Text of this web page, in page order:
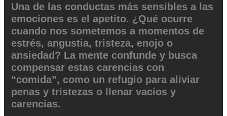
Una de las conductas más sensibles a las
emociones es el apetito. ¿Qué ocurre
cuando nos sometemos a momentos de
estrés, angustia, tristeza, enojo o
ansiedad? La mente confunde y busca
compensar estas carencias con
“comida”, como un refugio para aliviar
penas y tristezas o llenar vacíos y
carencias.